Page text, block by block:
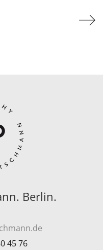
Berlin.
45 76